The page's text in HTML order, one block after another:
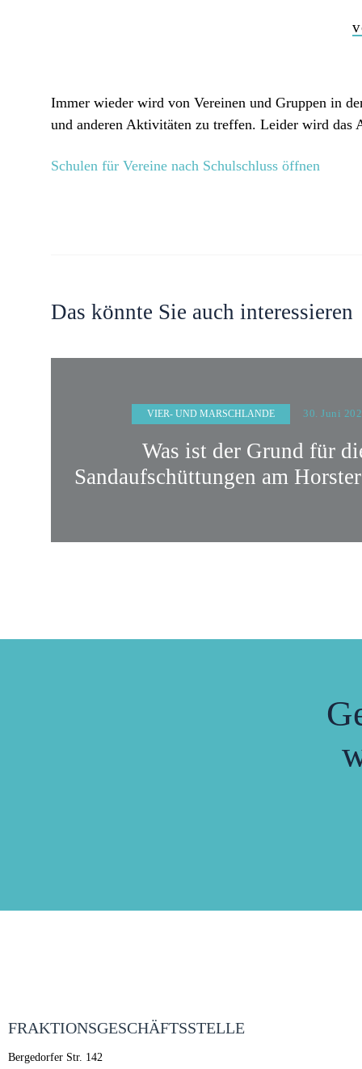
Immer wieder wird von Vereinen und Gruppen in
und anderen Aktivitäten zu treffen. Leider wird das
Schulen für Vereine nach Schulschluss öffnen
Das könnte Sie auch interessieren
VIER- UND MARSCHLANDE 30. Juni
Was ist der Grund für
Sandaufschüttungen am
FRAKTIONSGESCHÄFTSSTELLE
Bergedorfer Str. 142